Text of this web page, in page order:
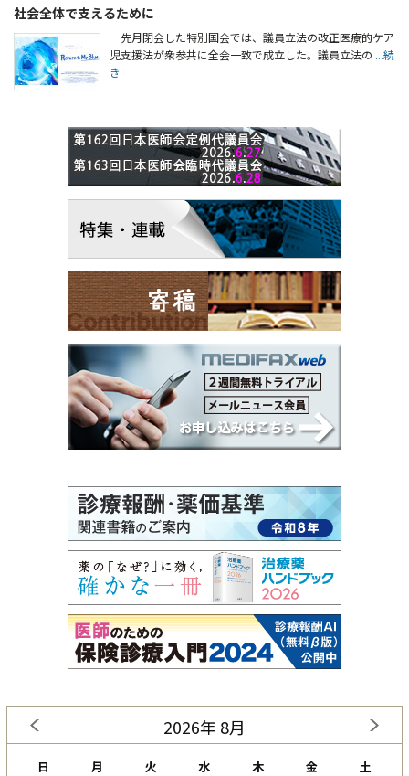
社会全体で支えるために
先月閉会した特別国会では、議員立法の改正医療的ケア
児支援法が衆参共に全会一致で成立した。議員立法の ...続
き
2026年 8月
日 月 火 水 木 金 土